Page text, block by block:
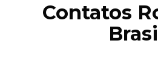
Contatos